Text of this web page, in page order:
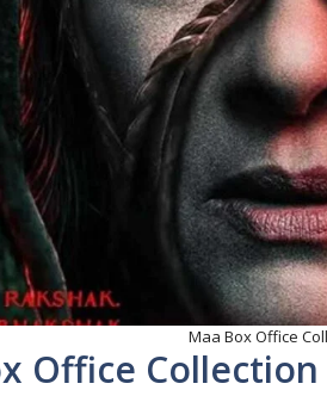
Maa Box Office
Office Collection